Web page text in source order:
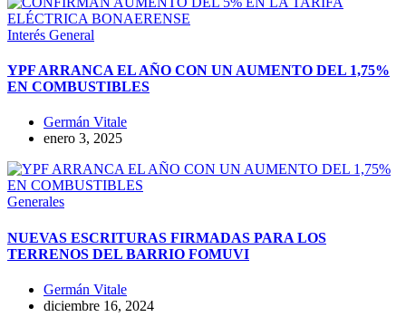
Interés General
YPF ARRANCA EL AÑO CON UN AUMENTO DEL 1,75%
EN COMBUSTIBLES
Germán Vitale
enero 3, 2025
Generales
NUEVAS ESCRITURAS FIRMADAS PARA LOS
TERRENOS DEL BARRIO FOMUVI
Germán Vitale
diciembre 16, 2024